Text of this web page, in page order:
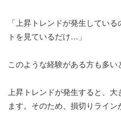
「上昇トレンドが発生してい
トを見ているだけ…」
このような経験がある方も多い
上昇トレンドが発生すると、
ます。そのため、損切りライ